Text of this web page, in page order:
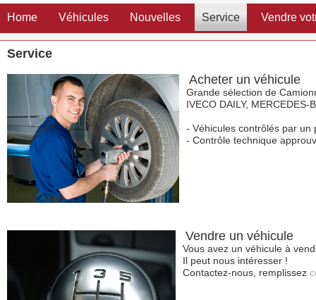
Home Véhicules Nouvelles Service Vendre
Service
Acheter un véhicule
Grande sélection de
IVECO DAILY, MERCEDES-
- Véhicules contrôlés par un
- Contrôle technique
Vendre un véhicule
Vous avez un véhicule à
Il peut nous intéresser !
Contactez-nous, remplissez